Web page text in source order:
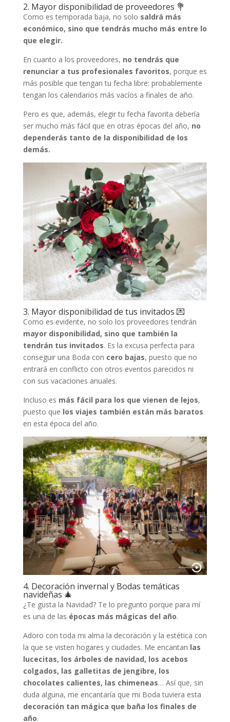
2. Mayor disponibilidad de proveedores 💐
Como es temporada baja, no solo saldrá más
económico, sino que tendrás mucho más entre lo
que elegir.
En cuanto a los proveedores, no tendrás que
renunciar a tus profesionales favoritos, porque es
más posible que tengan tu fecha libre: probablemente
tengan los calendarios más vacíos a finales de año.
Pero es que, además, elegir tu fecha favorita debería
ser mucho más fácil que en otras épocas del año, no
dependerás tanto de la disponibilidad de los
demás.
3. Mayor disponibilidad de tus invitados 💌
Como es evidente, no solo los proveedores tendrán
mayor disponibilidad, sino que también la
tendrán tus invitados. Es la excusa perfecta para
conseguir una Boda con cero bajas, puesto que no
entrará en conflicto con otros eventos parecidos ni
con sus vacaciones anuales.
Incluso es más fácil para los que vienen de lejos,
puesto que los viajes también están más baratos
en esta época del año.
4. Decoración invernal y Bodas temáticas
navideñas 🎄
¿Te gusta la Navidad? Te lo pregunto porque para mí
es una de las épocas más mágicas del año.
Adoro con toda mi alma la decoración y la estética con
la que se visten hogares y ciudades. Me encantan las
lucecitas, los árboles de navidad, los acebos
colgados, las galletitas de jengibre, los
chocolates calientes, las chimeneas… Así que, sin
duda alguna, me encantaría que mi Boda tuviera esta
decoración tan mágica que baña los finales de
año.